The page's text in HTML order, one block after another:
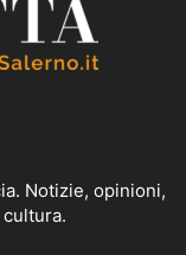
Notizie, opinioni,